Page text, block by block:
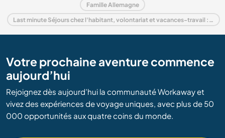
Famille Allemagne
Last minute Séjours chez l'habitant, volontariat et vacances-travail : destination Allemagne
Votre prochaine aventure commence
aujourd’hui
Rejoignez dès aujourd’hui la communauté Workaway et
vivez des expériences de voyage uniques, avec plus de 50
000 opportunités aux quatre coins du monde.